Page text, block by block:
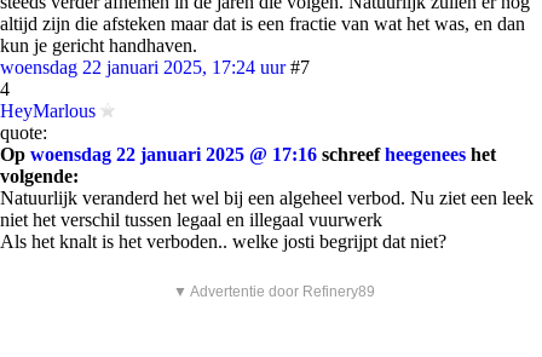
altijd zijn die afsteken maar dat is een fractie van wat het was, en dan
kun je gericht handhaven.
woensdag 22 januari 2025, 17:24 uur #7
4
HeyMarlous
quote:
Op woensdag 22 januari 2025 @ 17:16 schreefheegenees het
volgende:
Natuurlijk veranderd het wel bij een algeheel verbod. Nu ziet een leek
niet het verschil tussen legaal en illegaal vuurwerk
Als het knalt is het verboden.. welke josti begrijpt dat niet?
▼ Advertentie door Refinery89